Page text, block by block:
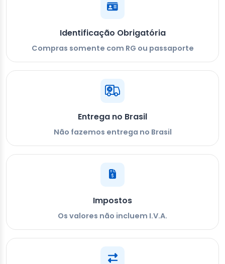
Identificação Obrigatória
Compras somente com RG ou passaporte
Entrega no Brasil
Não fazemos entrega no Brasil
Impostos
Os valores não incluem I.V.A.